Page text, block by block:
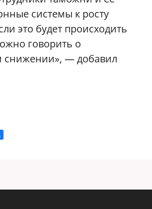
системы к росту
это будет происходить
говорить о
— добавил